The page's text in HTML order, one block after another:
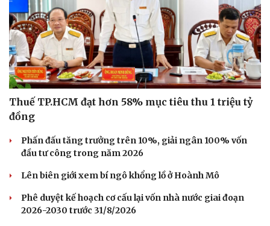
Thuế TP.HCM đạt hơn 58% mục tiêu thu 1 triệu tỷ
đồng
Phấn đấu tăng trưởng trên 10%, giải ngân 100% vốn
đầu tư công trong năm 2026
Lên biên giới xem bí ngô khổng lồ ở Hoành Mô
Phê duyệt kế hoạch cơ cấu lại vốn nhà nước giai đoạn
2026-2030 trước 31/8/2026